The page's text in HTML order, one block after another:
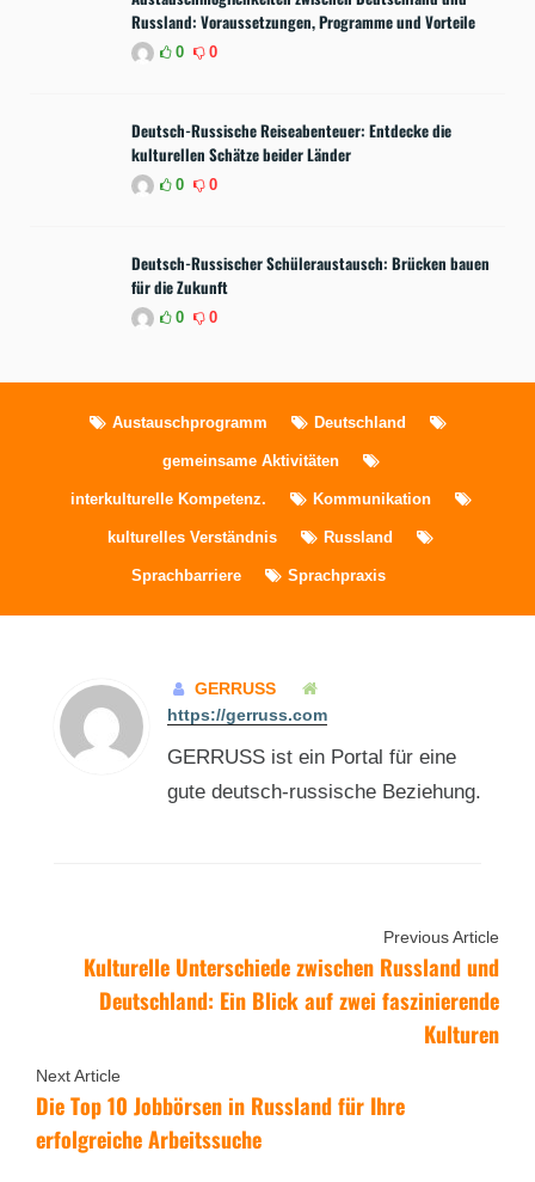
Russland: Voraussetzungen, Programme und Vorteile
0 0
Deutsch-Russische Reiseabenteuer: Entdecke die
kulturellen Schätze beider Länder
0 0
Deutsch-Russischer Schüleraustausch: Brücken bauen
für die Zukunft
0 0
Austauschprogramm Deutschland
gemeinsame Aktivitäten
interkulturelle Kompetenz. Kommunikation
kulturelles Verständnis Russland
Sprachbarriere Sprachpraxis
GERRUSS
https://gerruss.com
GERRUSS ist ein Portal für eine
gute deutsch-russische Beziehung.
Previous Article
Kulturelle Unterschiede zwischen Russland und
Deutschland: Ein Blick auf zwei faszinierende
Kulturen
Next Article
Die Top 10 Jobbörsen in Russland für Ihre
erfolgreiche Arbeitssuche